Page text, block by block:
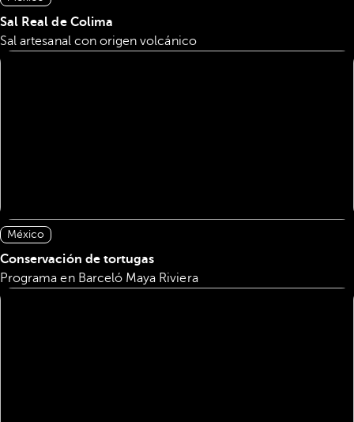
Sal Real de Colima
Sal artesanal con origen volcánico
México
Conservación de tortugas
Programa en Barceló Maya Riviera